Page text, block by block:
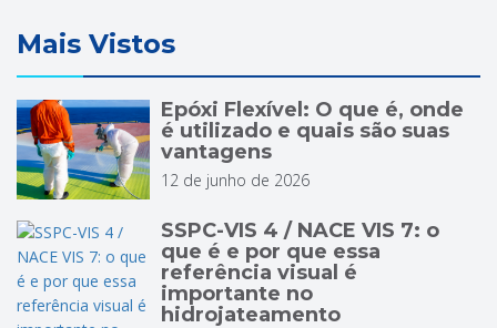
Mais Vistos
Epóxi Flexível: O que é, onde
é utilizado e quais são suas
vantagens
12 de junho de 2026
SSPC-VIS 4 / NACE VIS 7: o
que é e por que essa
referência visual é
importante no
hidrojateamento